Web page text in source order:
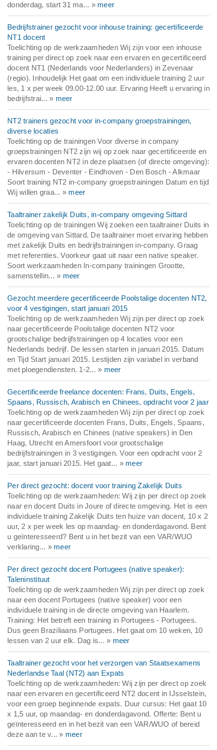
donderdag, start 31 ma... » meer
Bedrijfstrainer gezocht voor inhouse training: gecertificeerde
NT1 docent
Toelichting op de werkzaamheden Wij zijn voor een inhouse
training per direct op zoek naar een ervaren en gecertificeerd
docent NT1 (Nederlands voor Nederlanders) in Zevenaar
(regio). Inhoudelijk Het gaat om een individuele training 2 uur
les, 1 x per week 09.00-12.00 uur. Ervaring Heeft u ervaring in
bedrijfstrai... » meer
NT2 trainers gezocht voor in-company groepstrainingen,
diverse locaties
Toelichting op de trainingen Voor diverse in company
groepstrainingen NT2 zijn wij op zoek naar gecertificeerde en
ervaren docenten NT2 in deze plaatsen (of directe omgeving):
- Hilversum - Deventer - Eindhoven - Den Bosch - Alkmaar
Soort training NT2 in-company groepstrainingen Datum en tijd
Wij willen graa... » meer
Taaltrainer zakelijk Duits, in-company omgeving Sittard
Toelichting op de trainingen Wij zoeken een taaltrainer Duits in
de omgeving van Sittard. De taaltrainer moet ervaring hebben
met zakelijk Duits en bedrijfstrainingen in-company. Graag
met referenties. Voorkeur gaat uit naar een native speaker.
Soort werkzaamheden In-company trainingen Grootte,
samenstellin... » meer
Gezocht meerdere gecertificeerde Poolstalige docenten NT2,
voor 4 vestigingen, start januari 2015
Toelichting op de werkzaamheden Wij zijn per direct op zoek
naar gecertificeerde Poolstalige docenten NT2 voor
grootschalige bedrijfstrainingen op 4 locaties voor een
Nederlands bedrijf. De lessen starten in januari 2015. Datum
en Tijd Start januari 2015. Lestijden zijn variabel in verband
met ploegendiensten. 1-2... » meer
Gecertificeerde freelance docenten: Frans, Duits, Engels,
Spaans, Russisch, Arabisch en Chinees, opdracht voor 2 jaar
Toelichting op de werkzaamheden Wij zijn per direct op zoek
naar gecertificeerde docenten Frans, Duits, Engels, Spaans,
Russisch, Arabisch en Chinees (native speakers) in Den
Haag, Utrecht en Amersfoort voor grootschalige
bedrijfstrainingen in 3 vestigingen. Voor een opdracht voor 2
jaar, start januari 2015. Het gaat... » meer
Per direct gezocht: docent voor training Zakelijk Duits
Toelichting op de werkzaamheden: Wij zijn per direct op zoek
naar en docent Duits in Joure of directe omgeving. Het is een
individuele training Zakelijk Duits ten huize van docent, 10 x 2
uur, 2 x per week les op maandag- en donderdagavond. Bent
u geïnteresseerd? Bent u in het bezit van een VAR/WUO
verklaring... » meer
Per direct gezocht docent Portugees (native speaker):
Taleninstituut
Toelichting op de werkzaamheden Wij zijn per direct op zoek
naar een docent Portugees (native speaker) voor een
individuele training in de directe omgeving van Haarlem.
Training: Het betreft een training in Portugees - Portugees.
Dus geen Braziliaans Portugees. Het gaat om 10 weken, 10
lessen van 2 uur elk. Dag is... » meer
Taaltrainer gezocht voor het verzorgen van Staatsexamens
Nederlandse Taal (NT2) aan Expats
Toelichting op de werkzaamheden: Wij zijn per direct op zoek
naar een ervaren en gecertificeerd NT2 docent in IJsselstein,
voor een groep beginnende expats. Duur cursus: Het gaat 10
x 1,5 uur, op maandag- en donderdagavond. Offerte: Bent u
geïnteresseerd en in het bezit van een VAR/WUO of bereid
deze aan te v... » meer